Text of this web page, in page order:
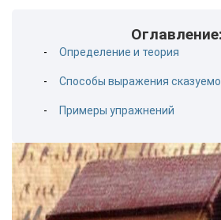
Оглавление:
Определение и теория
Способы выражения
Примеры упражнений